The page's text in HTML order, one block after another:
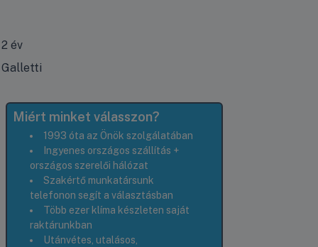
2 év
Galletti
Miért minket válasszon?
1993 óta az Önök szolgálatában
Ingyenes országos szállítás +
országos szerelői hálózat
Szakértő munkatársunk
telefonon segít a választásban
Több ezer klíma készleten saját
raktárunkban
Utánvétes, utalásos,